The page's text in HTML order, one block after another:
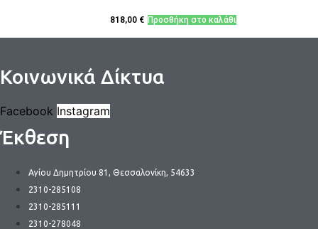
818,00 € Προσθήκη στο καλάθι
Κοινωνικά Δίκτυα
Facebook Instagram
Έκθεση
Αγίου Δημητρίου 81, Θεσσαλονίκη, 54633
2310-285108
2310-285111
2310-278048